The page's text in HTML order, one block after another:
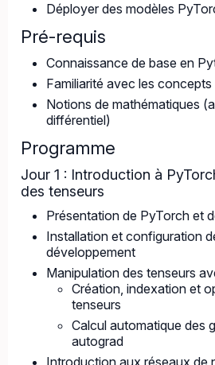
Déployer des modèles
Pré-requis
Connaissance de base en
Familiarité avec les
Notions de mathématiques
différentiel)
Programme
Jour 1 : Introduction à
des tenseurs
Présentation de PyTorch et
Installation et configuration
développement
Manipulation des tenseurs
Création, indexation et
tenseurs
Calcul automatique des
autograd
Introduction aux réseaux de